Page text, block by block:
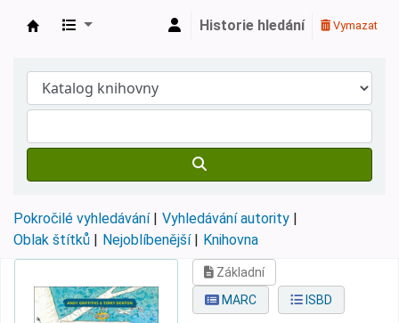
Historie hledání Vymazat
Pokročilé vyhledávání
Vyhledávání autority
Oblak štítků
Nejoblíbenější Knihovna
Základní
MARC
ISBD